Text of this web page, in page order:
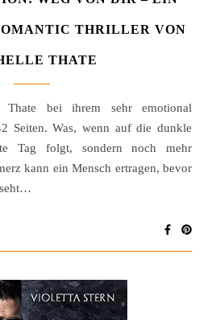
THRILLER VON
THATE
Seiten. Was, wenn auf die dunkle
Tag folgt, sondern noch mehr
kann ein Mensch ertragen, bevor